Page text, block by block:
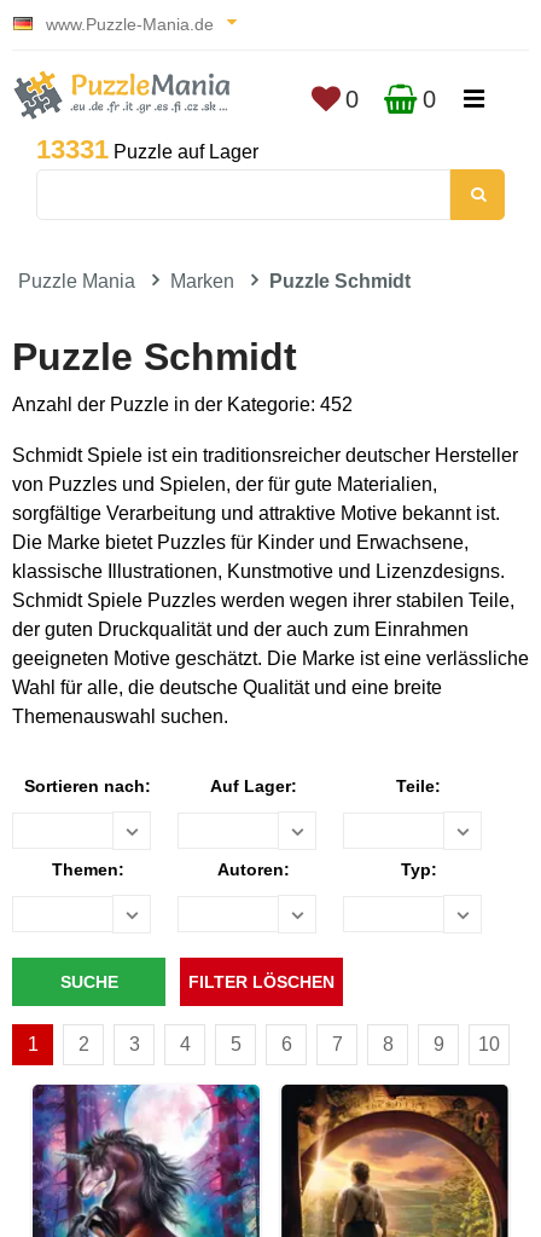
www.Puzzle-Mania.de
13331 Puzzle auf Lager
0 0
Puzzle Mania Marken Puzzle Schmidt
Puzzle Schmidt
Anzahl der Puzzle in der Kategorie: 452
Schmidt Spiele ist ein traditionsreicher deutscher Hersteller
von Puzzles und Spielen, der für gute Materialien,
sorgfältige Verarbeitung und attraktive Motive bekannt ist.
Die Marke bietet Puzzles für Kinder und Erwachsene,
klassische Illustrationen, Kunstmotive und Lizenzdesigns.
Schmidt Spiele Puzzles werden wegen ihrer stabilen Teile,
der guten Druckqualität und der auch zum Einrahmen
geeigneten Motive geschätzt. Die Marke ist eine verlässliche
Wahl für alle, die deutsche Qualität und eine breite
Themenauswahl suchen.
Sortieren nach: Auf Lager: Teile:
Themen: Autoren: Typ:
1 2 3 4 5 6 7 8 9 10